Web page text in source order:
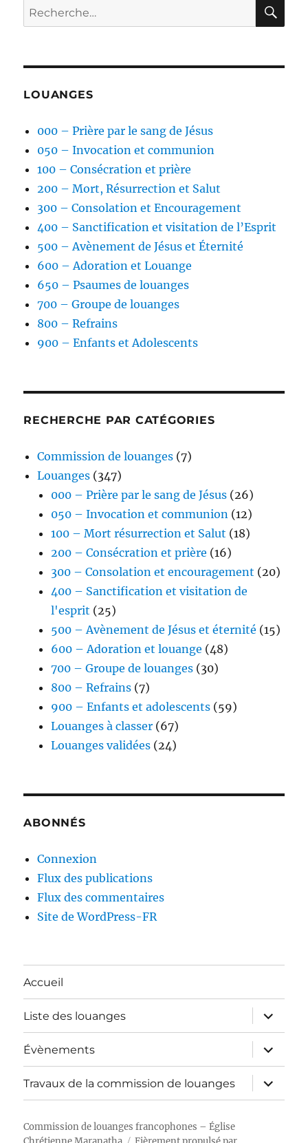
Recherche
pour :
LOUANGES
000 – Prière par le sang de Jésus
050 – Invocation et communion
100 – Consécration et prière
200 – Mort, Résurrection et Salut
300 – Consolation et Encouragement
400 – Sanctification et visitation de l’Esprit
500 – Avènement de Jésus et Éternité
600 – Adoration et Louange
650 – Psaumes de louanges
700 – Groupe de louanges
800 – Refrains
900 – Enfants et Adolescents
RECHERCHE PAR CATÉGORIES
Commission de louanges (7)
Louanges (347)
000 – Prière par le sang de Jésus (26)
050 – Invocation et communion (12)
100 – Mort résurrection et Salut (18)
200 – Consécration et prière (16)
300 – Consolation et encouragement (20)
400 – Sanctification et visitation de
l'esprit (25)
500 – Avènement de Jésus et éternité (15)
600 – Adoration et louange (48)
700 – Groupe de louanges (30)
800 – Refrains (7)
900 – Enfants et adolescents (59)
Louanges à classer (67)
Louanges validées (24)
ABONNÉS
Connexion
Flux des publications
Flux des commentaires
Site de WordPress-FR
Accueil
Liste des louanges
ouvrir
le
sous-
menu
Évènements
ouvrir
le
sous-
menu
Travaux de la commission de louanges
ouvrir
le
sous-
Commission de louanges francophones – Église